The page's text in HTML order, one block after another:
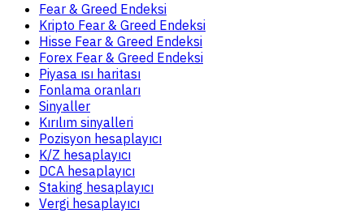
Fear & Greed Endeksi
Kripto Fear & Greed Endeksi
Hisse Fear & Greed Endeksi
Forex Fear & Greed Endeksi
Piyasa ısı haritası
Fonlama oranları
Sinyaller
Kırılım sinyalleri
Pozisyon hesaplayıcı
K/Z hesaplayıcı
DCA hesaplayıcı
Staking hesaplayıcı
Vergi hesaplayıcı